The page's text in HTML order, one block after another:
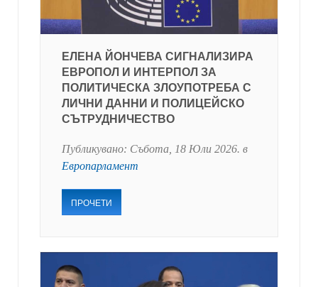
ЕЛЕНА ЙОНЧЕВА СИГНАЛИЗИРА
ЕВРОПОЛ И ИНТЕРПОЛ ЗА
ПОЛИТИЧЕСКА ЗЛОУПОТРЕБА С
ЛИЧНИ ДАННИ И ПОЛИЦЕЙСКО
СЪТРУДНИЧЕСТВО
Публикувано: Събота, 18 Юли 2026. в
Европарламент
ПРОЧЕТИ